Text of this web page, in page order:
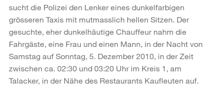
sucht die Polizei den Lenker eines dunkelfarbigen
grösseren Taxis mit mutmasslich hellen Sitzen. Der
gesuchte, eher dunkelhäutige Chauffeur nahm die
Fahrgäste, eine Frau und einen Mann, in der Nacht von
Samstag auf Sonntag, 5. Dezember 2010, in der Zeit
zwischen ca. 02:30 und 03:20 Uhr im Kreis 1, am
Talacker, in der Nähe des Restaurants Kaufleuten auf.